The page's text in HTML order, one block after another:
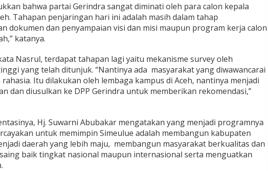
bahwa partai Gerindra sangat diminati oleh para calon kepala
Tahapan penjaringan hari ini adalah masih dalam tahap
dokumen dan penyampaian visi dan misi maupun program kerja calon
katanya.
Nasrul, terdapat tahapan lagi yaitu mekanisme survey oleh
yang telah ditunjuk. “Nantinya ada masyarakat yang diwawancarai
Itu dilakukan oleh lembaga kampus di Aceh, nantinya menjadi
dan diusulkan ke DPP Gerindra untuk memberikan rekomendasi,”
Hj. Suwarni Abubakar mengatakan yang menjadi programnya
untuk memimpin Simeulue adalah membangun kabupaten
daerah yang lebih maju, membangun masyarakat berkualitas dan
baik tingkat nasional maupun internasional serta menguatkan